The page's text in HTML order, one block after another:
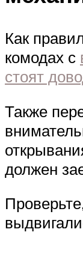
Как
комодах с
стоят
Также
должен